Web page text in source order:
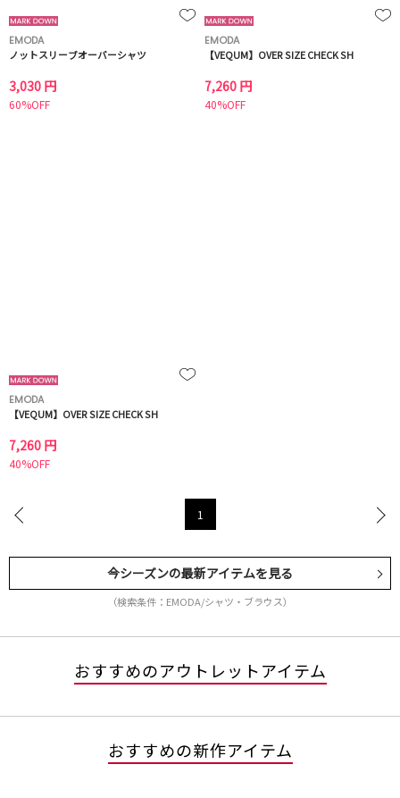
EMODA
ノットスリーブオーバーシャツ
3,030 円
60%OFF
EMODA
【VEQUM】OVER SIZE CHECK SH
7,260 円
40%OFF
EMODA
【VEQUM】OVER SIZE CHECK SH
7,260 円
40%OFF
1
今シーズンの最新アイテムを見る
（検索条件：EMODA/シャツ・ブラウス）
おすすめのアウトレットアイテム
おすすめの新作アイテム